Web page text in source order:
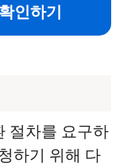
인하기
절차를 요구하
하기 위해 다